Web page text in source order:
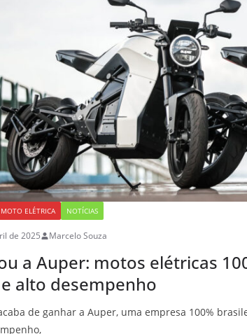
MOTO ELÉTRICA NOTÍCIAS
de 2025 Marcelo Souza
a Auper: motos elétricas
alto desempenho
de ganhar a Auper, uma empresa 100%